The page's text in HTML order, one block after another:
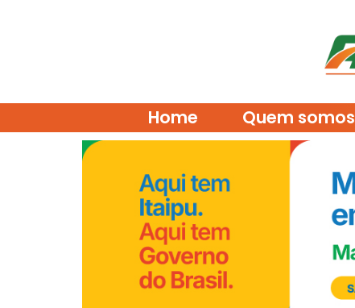
Home Quem somos